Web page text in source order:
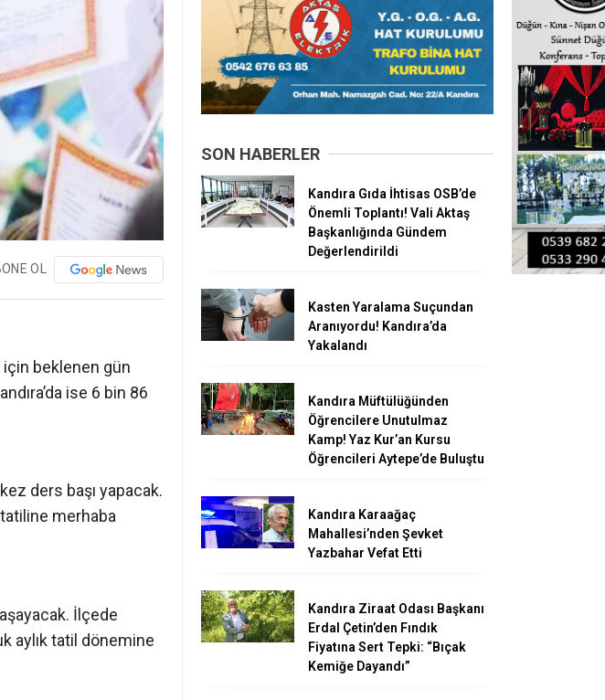
OL
beklenen gün
ders başı yapacak.
SON HABERLER
Kandıra Gıda İhtisas OSB’de
Önemli Toplantı! Vali Aktaş
Başkanlığında Gündem
Değerlendirildi
Kasten Yaralama Suçundan
Aranıyordu! Kandıra’da
Yakalandı
Kandıra Müftülüğünden
Öğrencilere Unutulmaz
Kamp! Yaz Kur’an Kursu
Öğrencileri Aytepe’de Buluştu
Kandıra Karaağaç
Mahallesi’nden Şevket
Yazbahar Vefat Etti
Kandıra Ziraat Odası Başkanı
Erdal Çetin’den Fındık
Fiyatına Sert Tepki: “Bıçak
Kemiğe Dayandı”